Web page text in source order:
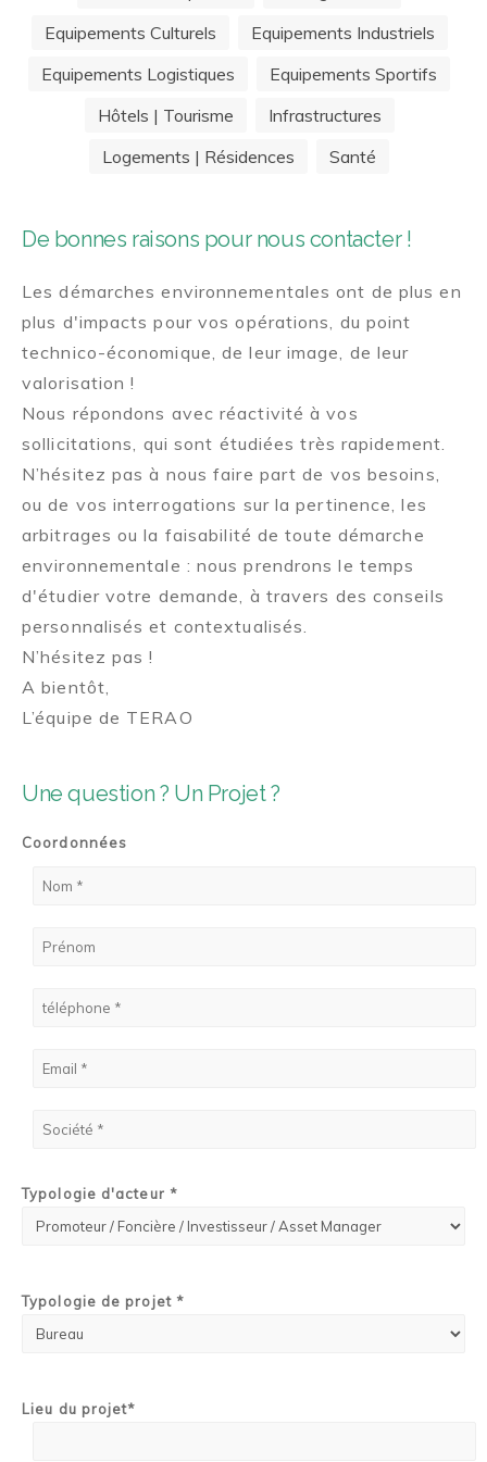
Equipements Culturels
Equipements Industriels
Equipements Logistiques
Equipements Sportifs
Hôtels | Tourisme
Infrastructures
Logements | Résidences
Santé
Une question ? Un Projet ?
Coordonnées
Typologie d'acteur *
Typologie de projet *
Lieu du projet*
De bonnes raisons pour nous contacter !
Les démarches environnementales ont de plus en
plus d'impacts pour vos opérations, du point
technico-économique, de leur image, de leur
valorisation !
Nous répondons avec réactivité à vos
sollicitations, qui sont étudiées très rapidement.
N’hésitez pas à nous faire part de vos besoins,
ou de vos interrogations sur la pertinence, les
arbitrages ou la faisabilité de toute démarche
environnementale : nous prendrons le temps
d'étudier votre demande, à travers des conseils
personnalisés et contextualisés.
N’hésitez pas !
A bientôt,
L’équipe de TERAO